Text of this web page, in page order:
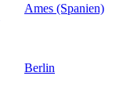
Ames (Spanien)
Berlin